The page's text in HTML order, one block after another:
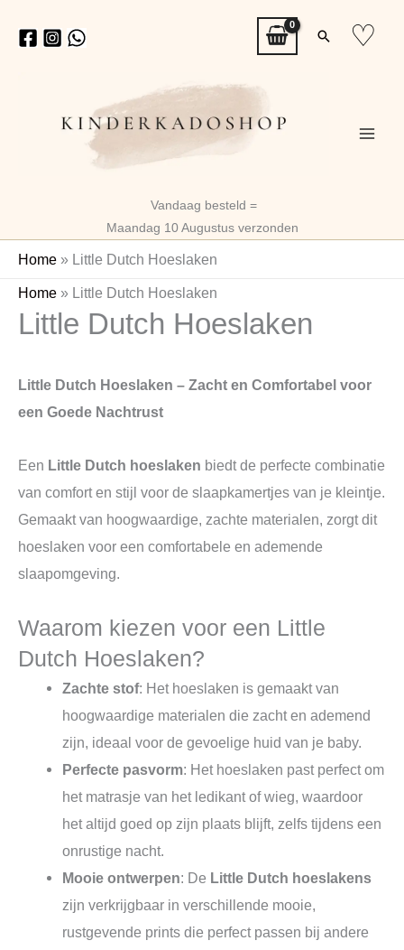
naar
Zoeken
♡
Vandaag besteld =
Maandag 10 Augustus verzonden
Home » Little Dutch Hoeslaken
Home » Little Dutch Hoeslaken
Little Dutch Hoeslaken
Little Dutch Hoeslaken – Zacht en Comfortabel voor
een Goede Nachtrust
Een Little Dutch hoeslaken biedt de perfecte combinatie
van comfort en stijl voor de slaapkamertjes van je kleintje.
Gemaakt van hoogwaardige, zachte materialen, zorgt dit
hoeslaken voor een comfortabele en ademende
slaapomgeving.
Waarom kiezen voor een Little
Dutch Hoeslaken?
Zachte stof: Het hoeslaken is gemaakt van
hoogwaardige materialen die zacht en ademend
zijn, ideaal voor de gevoelige huid van je baby.
Perfecte pasvorm: Het hoeslaken past perfect om
het matrasje van het ledikant of wieg, waardoor
het altijd goed op zijn plaats blijft, zelfs tijdens een
onrustige nacht.
Mooie ontwerpen: De Little Dutch hoeslakens
zijn verkrijgbaar in verschillende mooie,
rustgevende prints die perfect passen bij andere